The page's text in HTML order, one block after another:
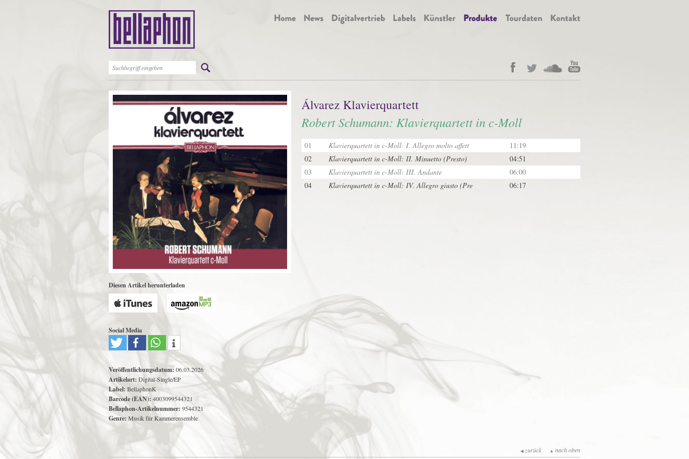
Diesen Artikel herunterladen
Social Media
Veröffentlichungsdatum:06.03.2026
Artikelart: Digital-Single/EP
Label: BellaphonK
Barcode (EAN): 4003099544321
Bellaphon-Artikelnummer: 9544321
Genre: Musik für Kammerensemble
Álvarez Klavierquartett
Robert Schumann: Klavierquartett in c-Moll
01 Klavierquartett in c-Moll: I. Allegro molto affett
11:19
02
Klavierquartett in c-Moll: II. Minuetto (Presto)
04:51
03
Klavierquartett in c-Moll: III. Andante
06:00
04
Klavierquartett in c-Moll: IV. Allegro giusto (Pre 06:17
◀ zurück ▲ nach oben